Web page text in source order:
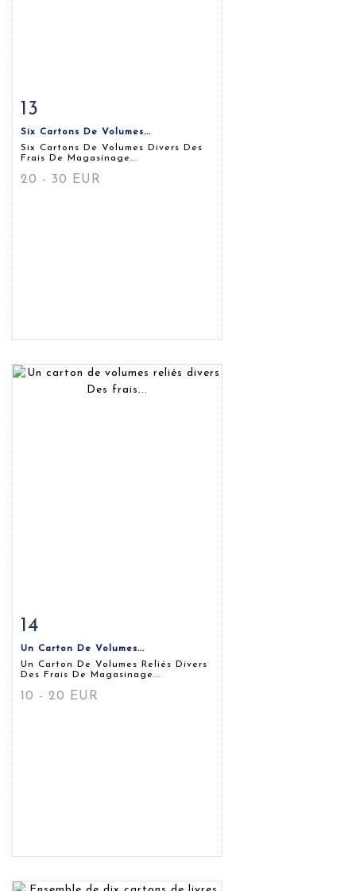
Fiche détaillée
13
Six Cartons De Volumes...
Six Cartons De Volumes Divers Des
Frais De Magasinage...
20 - 30 EUR
Fiche détaillée
14
Un Carton De Volumes...
Un Carton De Volumes Reliés Divers
Des Frais De Magasinage...
10 - 20 EUR